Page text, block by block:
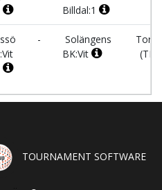
Billdal:1
-
Solängens
BK:Vit
TOURNAMENT SOFTWARE